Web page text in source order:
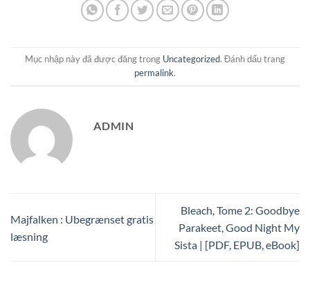
Mục nhập này đã được đăng trong Uncategorized. Đánh dấu trang
permalink.
ADMIN
Majfalken : Ubegrænset gratis
læsning
Bleach, Tome 2: Goodbye
Parakeet, Good Night My
Sista | [PDF, EPUB, eBook]